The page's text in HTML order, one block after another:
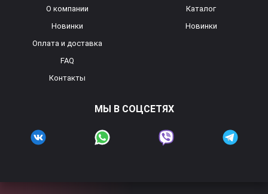
О компании
Новинки
Оплата и доставка
FAQ
Контакты
Каталог
Новинки
МЫ В СОЦСЕТЯХ